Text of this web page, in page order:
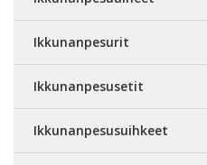
Ikkunanpesurit
Ikkunanpesusetit
Ikkunanpesusuihkeet